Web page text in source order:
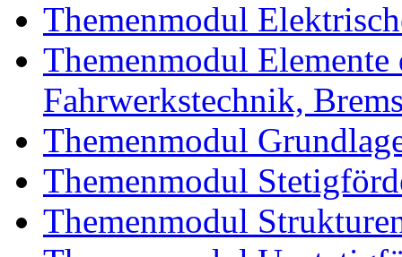
Themenmodul
Themenmodul Elemente
Fahrwerkstechnik,
Themenmodul
Themenmodul
Themenmodul